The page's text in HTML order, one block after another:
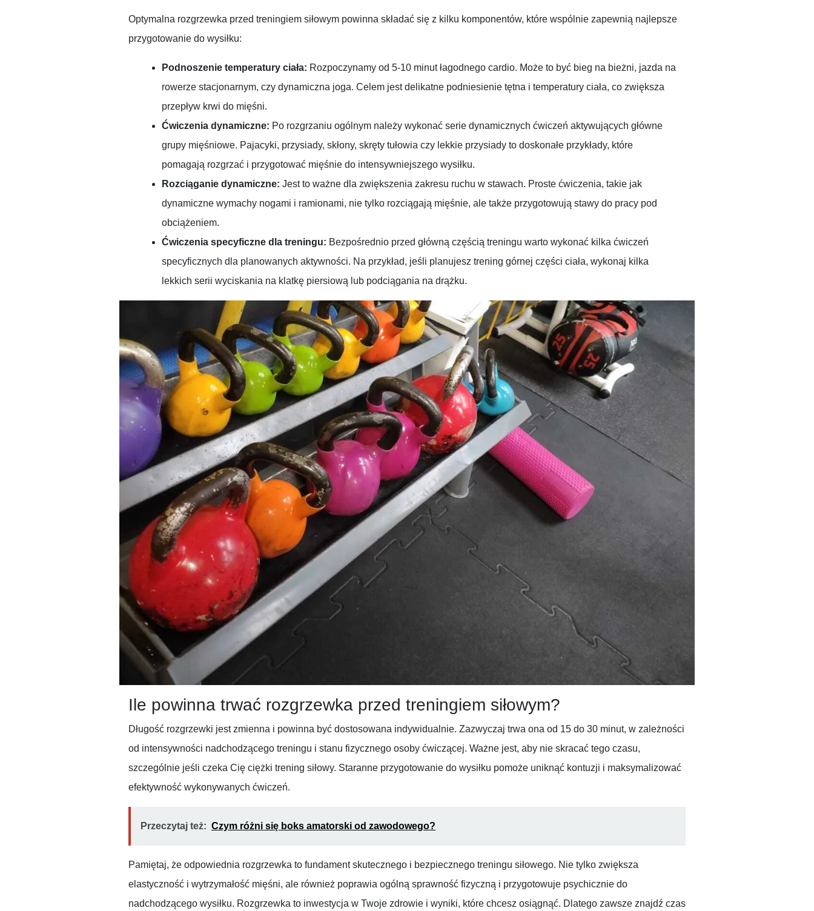
Optymalna rozgrzewka przed treningiem siłowym powinna składać się z kilku komponentów, które wspólnie zapewnią najlepsze
przygotowanie do wysiłku:
Podnoszenie temperatury ciała: Rozpoczynamy od 5-10 minut łagodnego cardio. Może to być bieg na bieżni, jazda na
rowerze stacjonarnym, czy dynamiczna joga. Celem jest delikatne podniesienie tętna i temperatury ciała, co zwiększa
przepływ krwi do mięśni.
Ćwiczenia dynamiczne: Po rozgrzaniu ogólnym należy wykonać serie dynamicznych ćwiczeń aktywujących główne
grupy mięśniowe. Pajacyki, przysiady, skłony, skręty tułowia czy lekkie przysiady to doskonałe przykłady, które
pomagają rozgrzać i przygotować mięśnie do intensywniejszego wysiłku.
Rozciąganie dynamiczne: Jest to ważne dla zwiększenia zakresu ruchu w stawach. Proste ćwiczenia, takie jak
dynamiczne wymachy nogami i ramionami, nie tylko rozciągają mięśnie, ale także przygotowują stawy do pracy pod
obciążeniem.
Ćwiczenia specyficzne dla treningu: Bezpośrednio przed główną częścią treningu warto wykonać kilka ćwiczeń
specyficznych dla planowanych aktywności. Na przykład, jeśli planujesz trening górnej części ciała, wykonaj kilka
lekkich serii wyciskania na klatkę piersiową lub podciągania na drążku.
Ile powinna trwać rozgrzewka przed treningiem siłowym?
Długość rozgrzewki jest zmienna i powinna być dostosowana indywidualnie. Zazwyczaj trwa ona od 15 do 30 minut, w zależności
od intensywności nadchodzącego treningu i stanu fizycznego osoby ćwiczącej. Ważne jest, aby nie skracać tego czasu,
szczególnie jeśli czeka Cię ciężki trening siłowy. Staranne przygotowanie do wysiłku pomoże uniknąć kontuzji i maksymalizować
efektywność wykonywanych ćwiczeń.
Przeczytaj też: Czym różni się boks amatorski od zawodowego?
Pamiętaj, że odpowiednia rozgrzewka to fundament skutecznego i bezpiecznego treningu siłowego. Nie tylko zwiększa
elastyczność i wytrzymałość mięśni, ale również poprawia ogólną sprawność fizyczną i przygotowuje psychicznie do
nadchodzącego wysiłku. Rozgrzewka to inwestycja w Twoje zdrowie i wyniki, które chcesz osiągnąć. Dlatego zawsze znajdź czas